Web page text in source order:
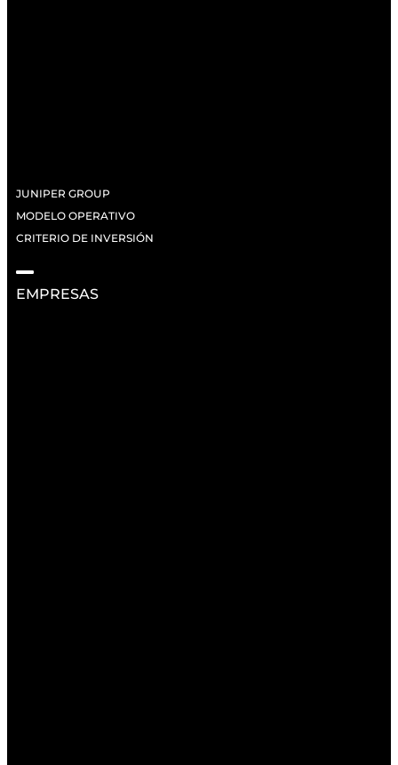
JUNIPER GROUP
MODELO OPERATIVO
CRITERIO DE INVERSIÓN
EMPRESAS